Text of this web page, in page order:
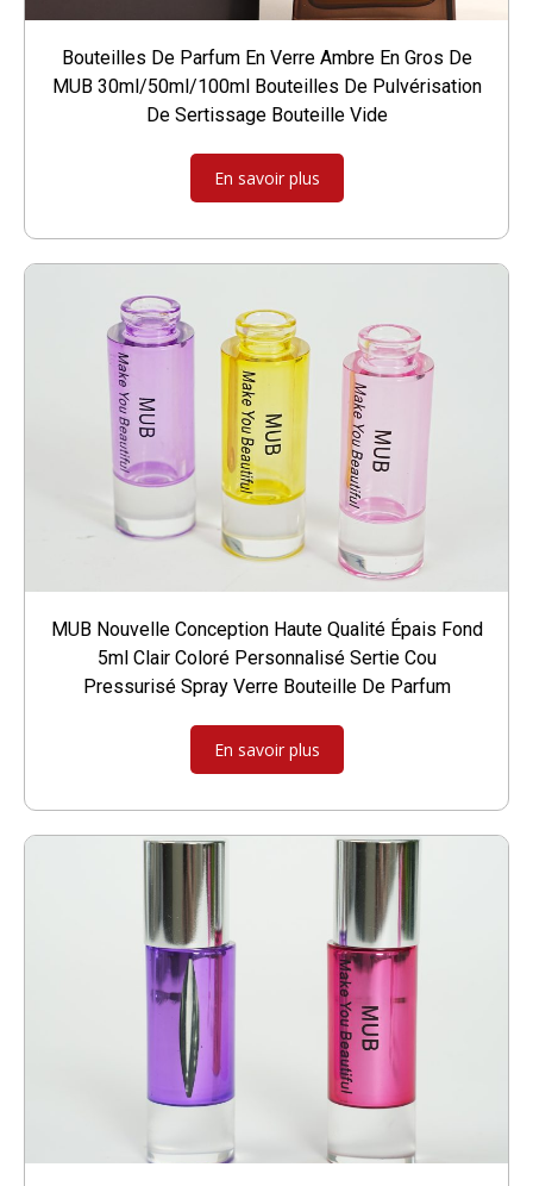
Bouteilles De Parfum En Verre Ambre En Gros De
MUB 30ml/50ml/100ml Bouteilles De Pulvérisation
De Sertissage Bouteille Vide
En savoir plus
MUB Nouvelle Conception Haute Qualité Épais Fond
5ml Clair Coloré Personnalisé Sertie Cou
Pressurisé Spray Verre Bouteille De Parfum
En savoir plus